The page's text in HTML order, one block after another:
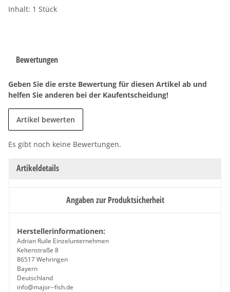
Inhalt: 1 Stück
Bewertungen
Geben Sie die erste Bewertung für diesen Artikel ab und
helfen Sie anderen bei der Kaufentscheidung!
Artikel bewerten
Es gibt noch keine Bewertungen.
Artikeldetails
Angaben zur Produktsicherheit
Herstellerinformationen:
Adrian Ruile Einzelunternehmen
Keltenstraße 8
86517 Wehringen
Bayern
Deutschland
info@major--fish.de